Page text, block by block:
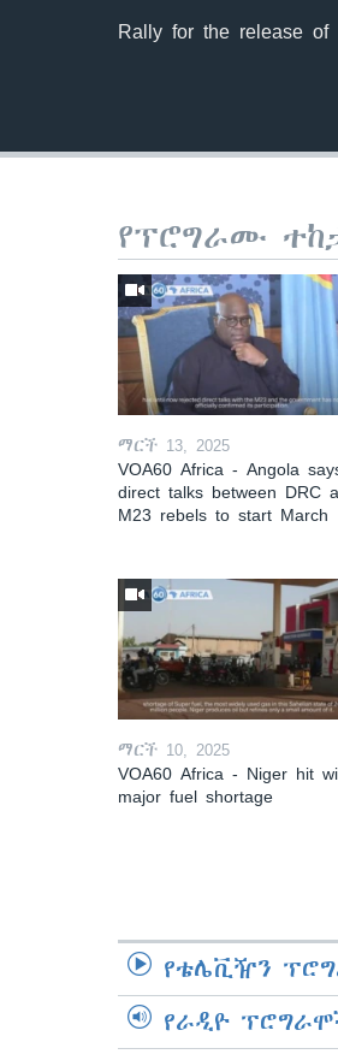
Rally for the release of
የፕሮግራሙ
ማርች 13, 2025
VOA60 Africa - Angola
direct talks between DRC
M23 rebels to start March
ማርች 10, 2025
VOA60 Africa - Niger hit
major fuel shortage
የቴሌቪዥን
የራዲዮ